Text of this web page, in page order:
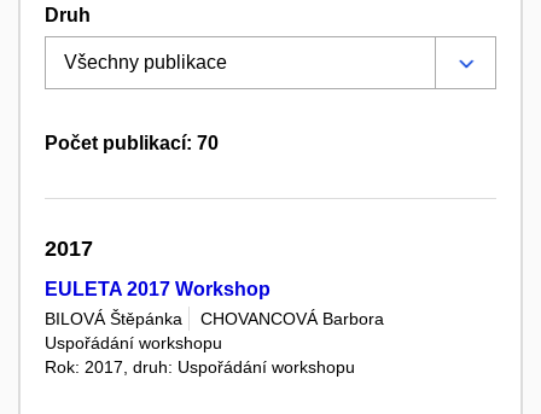
Druh
Počet publikací: 70
2017
EULETA 2017 Workshop
BILOVÁ Štěpánka
CHOVANCOVÁ Barbora
Uspořádání workshopu
Rok: 2017, druh: Uspořádání workshopu